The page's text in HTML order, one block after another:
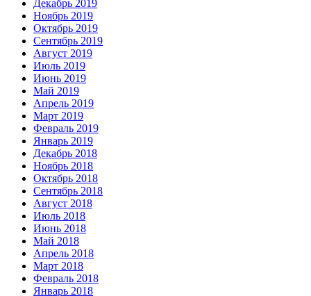
Декабрь 2019
Ноябрь 2019
Октябрь 2019
Сентябрь 2019
Август 2019
Июль 2019
Июнь 2019
Май 2019
Апрель 2019
Март 2019
Февраль 2019
Январь 2019
Декабрь 2018
Ноябрь 2018
Октябрь 2018
Сентябрь 2018
Август 2018
Июль 2018
Июнь 2018
Май 2018
Апрель 2018
Март 2018
Февраль 2018
Январь 2018